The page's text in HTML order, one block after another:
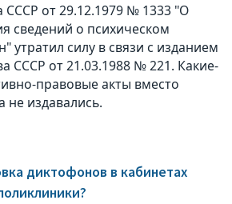
СССР от 29.12.1979 № 1333 "О
сведений о психическом
утратил силу в связи с изданием
СССР от 21.03.1988 № 221. Какие-
правовые акты вместо
не издавались.
диктофонов в кабинетах